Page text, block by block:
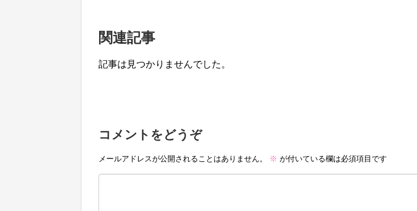
関連記事
記事は見つかりませんでした。
コメントをどうぞ
メールアドレスが公開されることはありません。 ※ が付いている欄は必須項目です